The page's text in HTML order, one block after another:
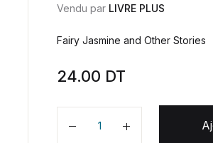
Vendu par LIVRE PLUS
Fairy Jasmine and Other Stories
24.00 DT
Quantité